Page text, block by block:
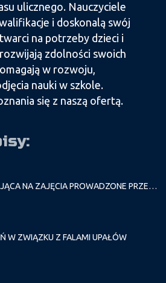
ulicznego. Nauczyciele
i doskonalą swój
na potrzeby dzieci i
zdolności swoich
w rozwoju,
nauki w szkole.
się z naszą ofertą.
REKRUTACJA UZUPEŁNIAJĄCA NA ZAJĘCIA PROWADZONE PRZEZ PAŁAC MŁODZIEŻY W ROKU SZKOLNYM 2026/2027
W ZWIĄZKU Z FALAMI UPAŁÓW